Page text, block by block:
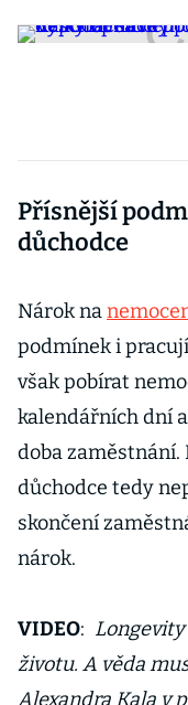
Přísnější
důchodce
Nárok na
podmínek i
však pobírat
kalendářních dní
doba
důchodce tedy
skončení
nárok.
VIDEO:
životu. A věda
Alexandra Kala v